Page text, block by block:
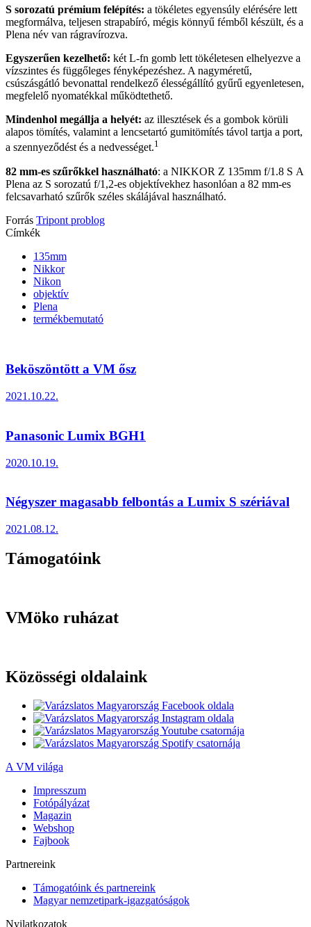
S sorozatú prémium felépítés: a tökéletes egyensúly elérésére lett
megformálva, teljesen strapabíró, mégis könnyű fémből készült, és a
Plena név van rágravírozva.
Egyszerűen kezelhető: két L-fn gomb lett tökéletesen elhelyezve a
vízszintes és függőleges fényképezéshez. A nagyméretű,
csúszásgátló bevonattal rendelkező élességállító gyűrű egyenletesen,
megfelelő nyomatékkal működtethető.
Mindenhol megállja a helyét: az illesztések és a gombok körüli
alapos tömítés, valamint a lencsetartó gumitömítés távol tartja a port,
a szennyeződést és a nedvességet.1
82 mm-es szűrőkkel használható: a NIKKOR Z 135mm f/1.8 S A
Plena az S sorozatú f/1,2-es objektívekhez hasonlóan a 82 mm-es
felcsavarható szűrők széles skálájával használható.
Forrás Tripont problog
Címkék
135mm
Nikkor
Nikon
objektív
Plena
termékbemutató
Beköszöntött a VM ősz
2021.10.22.
Panasonic Lumix BGH1
2020.10.19.
Négyszer magasabb felbontás a Lumix S szériával
2021.08.12.
Támogatóink
VMöko ruházat
Közösségi oldalaink
A VM világa
Impresszum
Fotópályázat
Magazin
Webshop
Fajbook
Partnereink
Támogatóink és partnereink
Magyar nemzetipark-igazgatóságok
Nyilatkozatok